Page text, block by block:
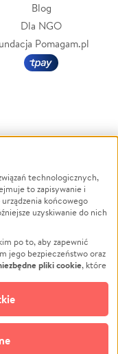
Blog
Dla NGO
Pomagam.pl
Powódź
Wichura
NGO
Edukacja
Podróż
Impreza
środowiska
Biznes
technologicznych,
to zapisywanie i
końcowego
uzyskiwanie do nich
po to, aby zapewnić
jego bezpieczeństwo oraz
pliki cookie, które
Możesz wyrazić
momencie masz
zgodami cookie”,
Opcjonalne pliki